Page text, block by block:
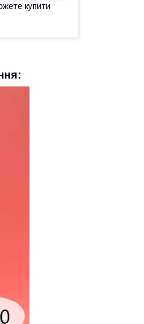
купити